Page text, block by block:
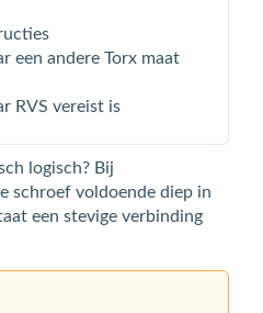
een andere Torx maat
RVS vereist is
logisch? Bij
schroef voldoende diep in
een stevige verbinding